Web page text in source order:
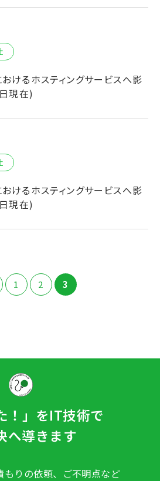
けるホスティングサービスへ影
現在)
けるホスティングサービスへ影
現在)
1 2 3
！」をIT技術で
へ導きます
もりの依頼、ご不明点など